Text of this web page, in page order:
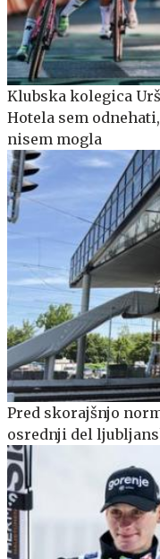
Klubska kolegica
Hotela sem
nisem mogla
Pred skorajšnjo
osrednji del